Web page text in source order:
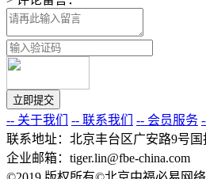
-- 关于我们 -- 联系我们 -- 会员服务
联系地址：北京丰台区广安路9号
企业邮箱：tiger.lin@fbe-china.com